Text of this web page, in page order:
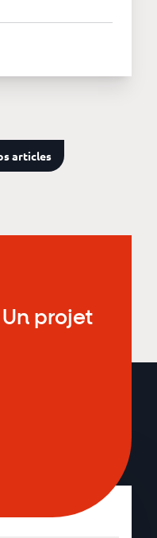
articles
projet